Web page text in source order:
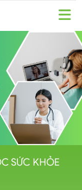
SỨC KHỎE